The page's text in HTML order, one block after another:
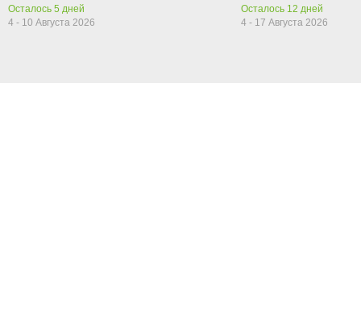
Осталось 5 дней
4 - 10 Августа 2026
Осталось 12 дней
4 - 17 Августа 2026